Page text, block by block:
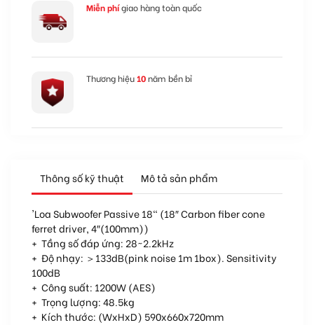
Miễn phígiao hàng toàn quốc
Thương hiệu 10 năm bền bỉ
Thông số kỹ thuật Mô tả sản phẩm
'Loa Subwoofer Passive 18" (18″ Carbon fiber cone
ferret driver, 4″(100mm))
+ Tầng số đáp ứng: 28~2.2kHz
+ Độ nhạy: ＞133dB(pink noise 1m 1box). Sensitivity
100dB
+ Công suất: 1200W (AES)
+ Trọng lượng: 48.5kg
+ Kích thước: (WxHxD) 590x660x720mm